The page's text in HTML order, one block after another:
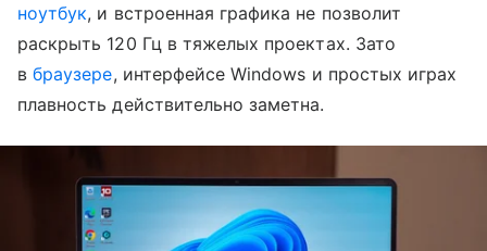
ноутбук, и встроенная графика не позволит
раскрыть 120 Гц в тяжелых проектах. Зато
вбраузере, интерфейсе Windows и простых играх
плавность действительно заметна.